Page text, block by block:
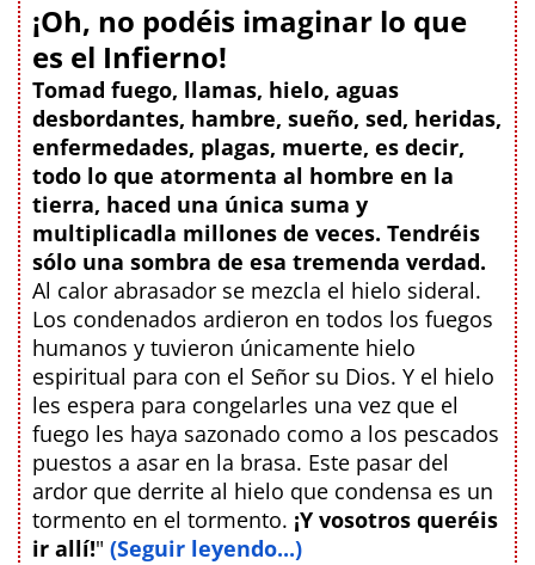
¡Oh, no podéis imaginar lo que
es el Infierno!
Tomad fuego, llamas, hielo, aguas
desbordantes, hambre, sueño, sed, heridas,
enfermedades, plagas, muerte, es decir,
todo lo que atormenta al hombre en la
tierra, haced una única suma y
multiplicadla millones de veces. Tendréis
sólo una sombra de esa tremenda verdad.
Al calor abrasador se mezcla el hielo sideral.
Los condenados ardieron en todos los fuegos
humanos y tuvieron únicamente hielo
espiritual para con el Señor su Dios. Y el hielo
les espera para congelarles una vez que el
fuego les haya sazonado como a los pescados
puestos a asar en la brasa. Este pasar del
ardor que derrite al hielo que condensa es un
tormento en el tormento. ¡Y vosotros queréis
ir allí!" (Seguir leyendo...)